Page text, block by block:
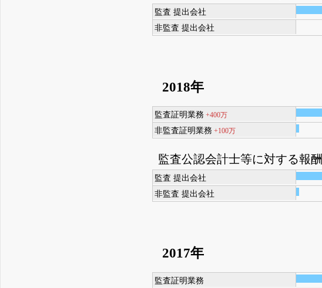
監査 提出会社
非監査 提出会社
2018年
監査証明業務+400万
非監査証明業務+100万
監査公認会計士等に対する報酬
監査 提出会社
非監査 提出会社
2017年
監査証明業務